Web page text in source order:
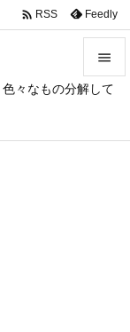
々なもの分解して



 RSS Feedly